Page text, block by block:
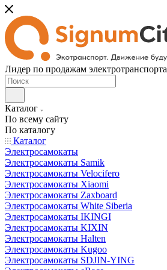
Лидер по продажам электротранспорта
Каталог
По всему сайту
По каталогу
Каталог
Электросамокаты
Электросамокаты Samik
Электросамокаты Velocifero
Электросамокаты Xiaomi
Электросамокаты Zaxboard
Электросамокаты White Siberia
Электросамокаты IKINGI
Электросамокаты KIXIN
Электросамокаты Halten
Электросамокаты Kugoo
Электросамокаты SDJIN-YING